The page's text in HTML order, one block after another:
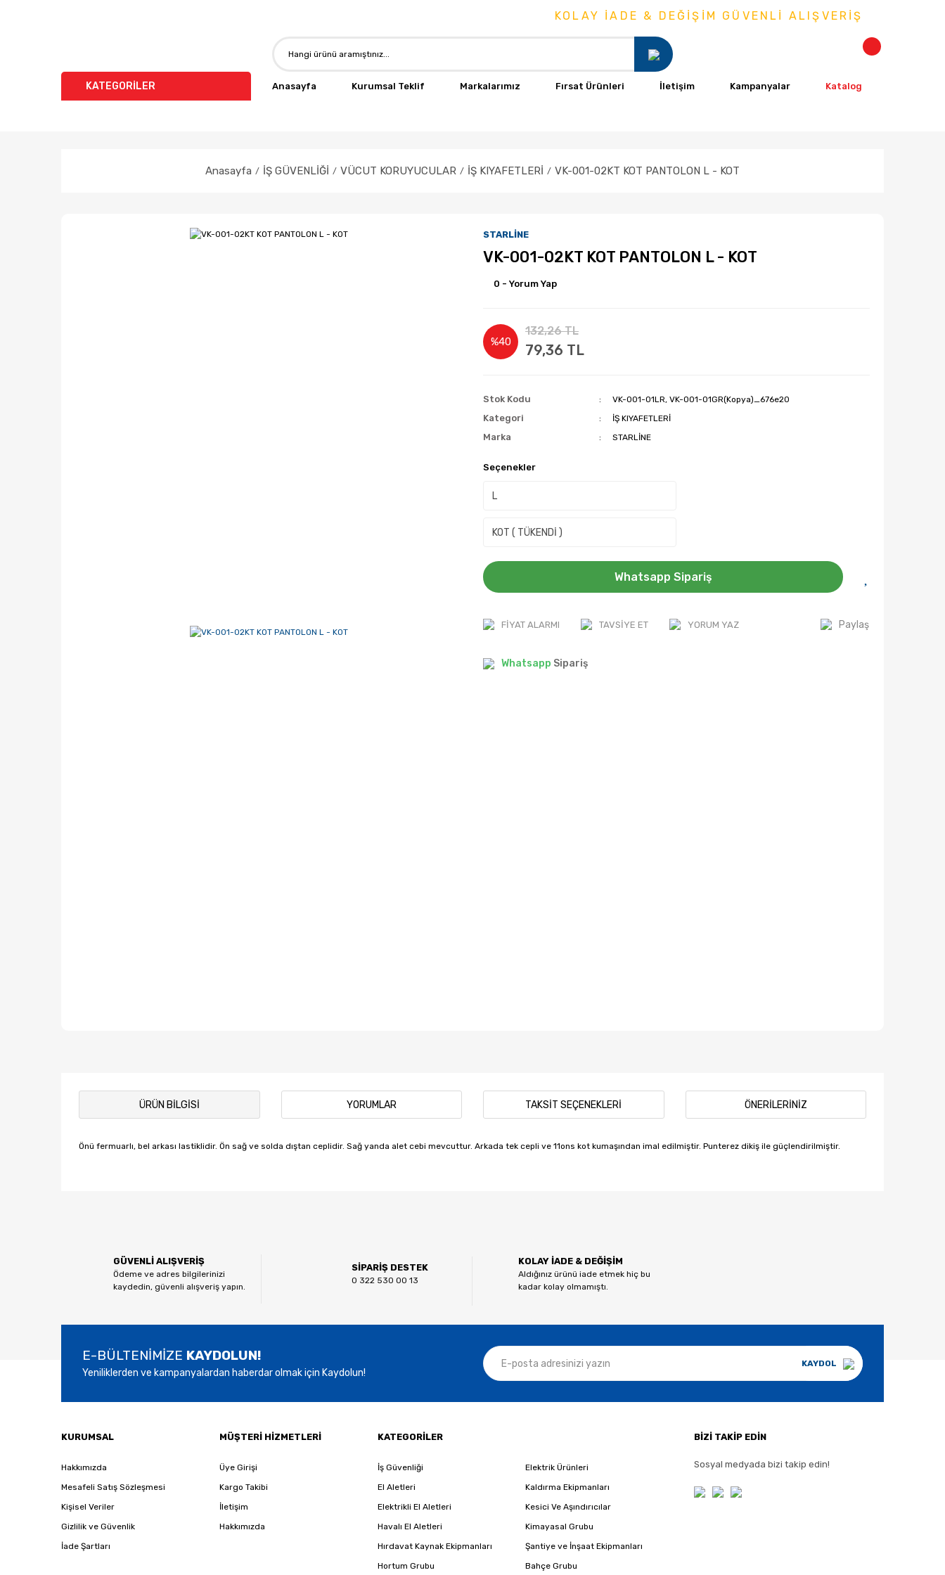
KOLAY İADE & DEĞİŞİM GÜVENLİ ALIŞVERİŞ
KATEGORİLER Anasayfa Kurumsal Teklif Markalarımız Fırsat Ürünleri İletişim Kampanyalar Katalog
Anasayfa İŞ GÜVENLİĞİ VÜCUT KORUYUCULAR İŞ KIYAFETLERİ VK-001-02KT KOT PANTOLON L - KOT
STARLİNE
VK-001-02KT KOT PANTOLON L - KOT
0 - Yorum Yap
%40
132,26 TL
79,36 TL
Stok Kodu VK-001-01LR, VK-001-01GR(Kopya)_676e20
Kategori İŞ KIYAFETLERİ
Marka STARLİNE
Seçenekler
Whatsapp Sipariş
FIYAT ALARMI TAVSIYE ET YORUM YAZ Paylaş
Whatsapp Sipariş
ÜRÜN BILGISI YORUMLAR TAKSIT SEÇENEKLERI ÖNERILERINIZ
Önü fermuarlı, bel arkası lastiklidir. Ön sağ ve solda dıştan ceplidir. Sağ yanda alet cebi mevcuttur. Arkada tek cepli ve 11ons kot kumaşından imal edilmiştir. Punterez dikiş ile güçlendirilmiştir.
Ürün açıklamasında eksik bilgiler bulunuyor.
Ürün bilgilerinde hatalar bulunuyor.
GÜVENLİ ALIŞVERİŞ
Ödeme ve adres bilgilerinizi
kaydedin, güvenli alışveriş yapın.
SİPARİŞ DESTEK
0 322 530 00 13
KOLAY İADE & DEĞİŞİM
Aldığınız ürünü iade etmek hiç bu
kadar kolay olmamıştı.
E-BÜLTENİMİZE KAYDOLUN!
Yeniliklerden ve kampanyalardan haberdar olmak için Kaydolun!
KAYDOL
KURUMSAL
Hakkımızda
Mesafeli Satış Sözleşmesi
Kişisel Veriler
Gizlilik ve Güvenlik
İade Şartları
MÜŞTERİ HİZMETLERİ
Üye Girişi
Kargo Takibi
İletişim
Hakkımızda
KATEGORİLER
İş Güvenliği
Elektrik Ürünleri
El Aletleri
Kaldırma Ekipmanları
Elektrikli El Aletleri
Kesici Ve Aşındırıcılar
Havalı El Aletleri
Kimayasal Grubu
Hırdavat Kaynak Ekipmanları
Şantiye ve İnşaat Ekipmanları
Hortum Grubu
Bahçe Grubu
BİZİ TAKİP EDİN
Sosyal medyada bizi takip edin!